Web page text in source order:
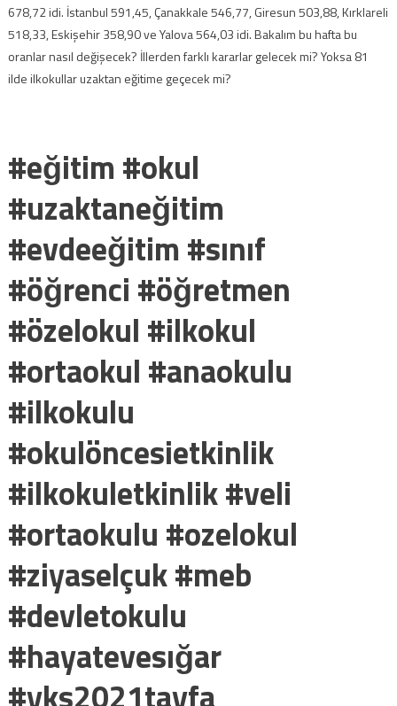
678,72 idi. İstanbul 591,45, Çanakkale 546,77, Giresun 503,88, Kırklareli
518,33, Eskişehir 358,90 ve Yalova 564,03 idi. Bakalım bu hafta bu
oranlar nasıl değişecek? İllerden farklı kararlar gelecek mi? Yoksa 81
ilde ilkokullar uzaktan eğitime geçecek mi?
#eğitim #okul
#uzaktaneğitim
#evdeeğitim #sınıf
#öğrenci #öğretmen
#özelokul #ilkokul
#ortaokul #anaokulu
#ilkokulu
#okulöncesietkinlik
#ilkokuletkinlik #veli
#ortaokulu #ozelokul
#ziyaselçuk #meb
#devletokulu
#hayatevesığar